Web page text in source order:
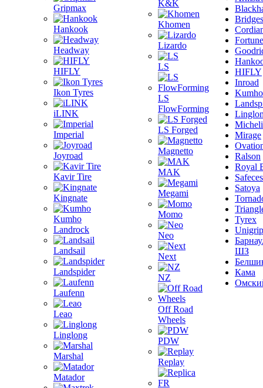
Gripmax
Hankook
Headway
HIFLY
Ikon Tyres
iLINK
Imperial
Joyroad
Kavir Tire
Kingnate
Kumho
Landrock
Landsail
Landspider
Laufenn
Leao
Linglong
Marshal
Matador
K&K
Khomen
Lizardo
LS
LS
FlowForming
LS Forged
Magnetto
MAK
Megami
Momo
Neo
Next
NZ
Off Road
Wheels
PDW
Replay
Fortune
HIFLY
Inroad
Kumho
Mirage
Ralson
Royal
Satoya
Tyrex
Unigrip
ШЗ
Кама